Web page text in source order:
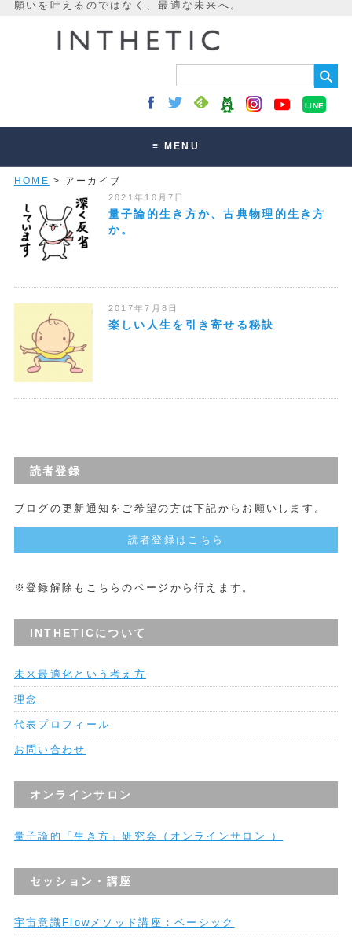
LINE
≡ MENU
講座・セッション
オンラインサロン
HOME > アーカイブ
2021年10月7日
量子論的生き方か、古典物理的生き方
か。
2017年7月8日
楽しい人生を引き寄せる秘訣
読者登録
ブログの更新通知をご希望の方は下記からお願いします。
読者登録はこちら
※登録解除もこちらのページから行えます。
INTHETICについて
未来最適化という考え方
理念
代表プロフィール
お問い合わせ
オンラインサロン
量子論的「生き方」研究会（オンラインサロン ）
セッション・講座
宇宙意識Flowメソッド講座：ベーシック